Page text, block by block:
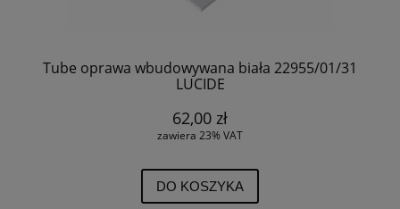
Tube oprawa wbudowywana biała 22955/01/31
LUCIDE
62,00 zł
zawiera 23% VAT
DO KOSZYKA